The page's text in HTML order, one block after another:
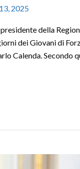
2025
della
dei Giovani di
Calenda.